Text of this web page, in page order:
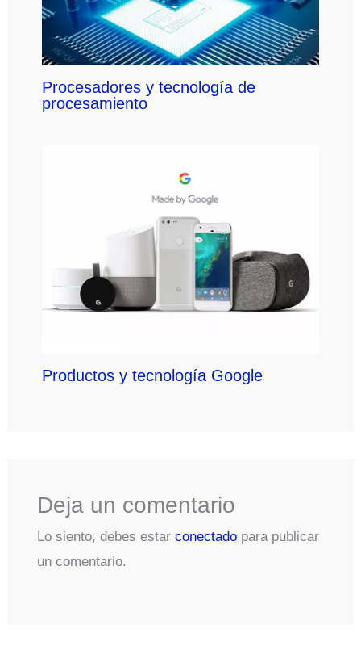
Procesadores y tecnología de
procesamiento
Productos y tecnología Google
Deja un comentario
Lo siento, debes estar conectadopara publicar
un comentario.